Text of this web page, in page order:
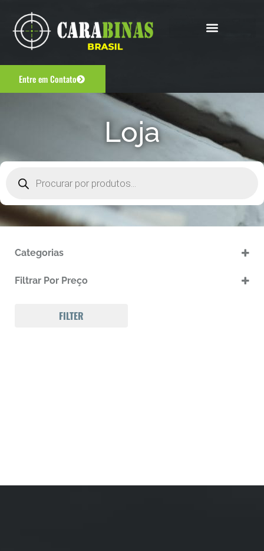
Entre em Contato
Loja
Categorias
Carabinas
Filtrar Por Preço
FILTER